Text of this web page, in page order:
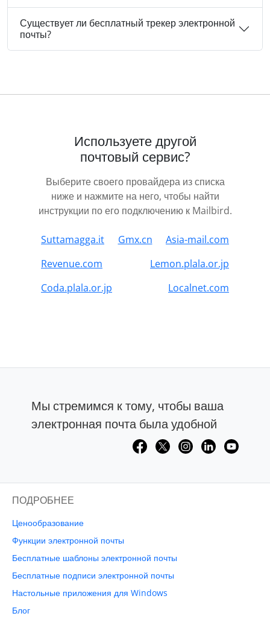
Существует ли бесплатный трекер электронной
почты?
Используете другой
почтовый сервис?
Выберите своего провайдера из списка
ниже и нажмите на него, чтобы найти
инструкции по его подключению к Mailbird.
Suttamagga.it Gmx.cn
Asia-mail.com
Revenue.com
Lemon.plala.or.jp
Coda.plala.or.jp
Localnet.com
Мы стремимся к тому, чтобы ваша
электронная почта была удобной
ПОДРОБНЕЕ
Ценообразование
Функции электронной почты
Бесплатные шаблоны электронной почты
Бесплатные подписи электронной почты
Настольные приложения для Windows
Блог